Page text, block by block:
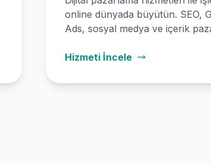
online dünyada büyütün. SEO,
Ads, sosyal medya ve içerik
Hizmeti İncele